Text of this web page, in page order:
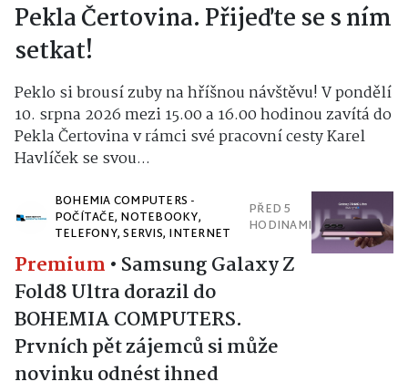
Pekla Čertovina. Přijeďte se s ním
setkat!
Peklo si brousí zuby na hříšnou návštěvu! V pondělí
10. srpna 2026 mezi 15.00 a 16.00 hodinou zavítá do
Pekla Čertovina v rámci své pracovní cesty Karel
Havlíček se svou...
BOHEMIA COMPUTERS -
POČÍTAČE, NOTEBOOKY,
TELEFONY, SERVIS, INTERNET
PŘED 5
HODINAMI
Premium • Samsung Galaxy Z
Fold8 Ultra dorazil do
BOHEMIA COMPUTERS.
Prvních pět zájemců si může
novinku odnést ihned